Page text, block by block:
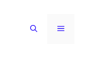
MENU